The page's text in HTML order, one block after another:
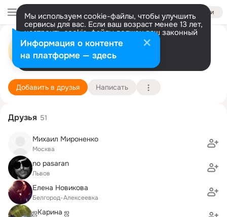
Войти
Мы используем cookie-файлы, чтобы улучшить
сервисы для вас. Если ваш возраст менее 13 лет,
настроить cookie-файлы должен ваш законный
представитель. Больше информации
Разрешить все Настроить
Виктория Белокобыльская
Белгород 25 августа (37 лет)
Подробнее
Добавить в друзья Написать
Друзья 51
Михаил Мироненко
Москва
no pasaran
Львов
Елена Новикова
Белгород-Алексеевка
ஜКарина ஜ
Информация о контенте
на платформе — здесь